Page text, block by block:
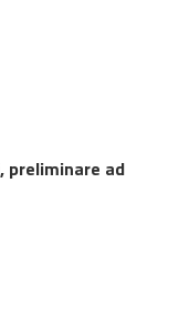
preliminare ad